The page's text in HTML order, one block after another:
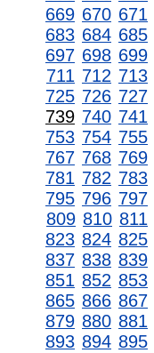
669 670 671
683 684 685
697 698 699
711 712 713
725 726 727
739 740 741
753 754 755
767 768 769
781 782 783
795 796 797
809 810 811
823 824 825
837 838 839
851 852 853
865 866 867
879 880 881
893 894 895